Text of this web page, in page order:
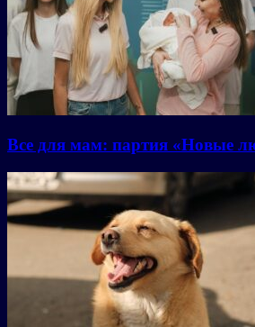
Все для мам: партия «Новые